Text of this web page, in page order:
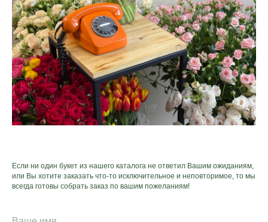
Если ни один букет из нашего каталога не ответил Вашим ожиданиям,
или Вы хотите заказать что-то исключительное и неповторимое, то мы
всегда готовы собрать заказ по вашим пожеланиям!